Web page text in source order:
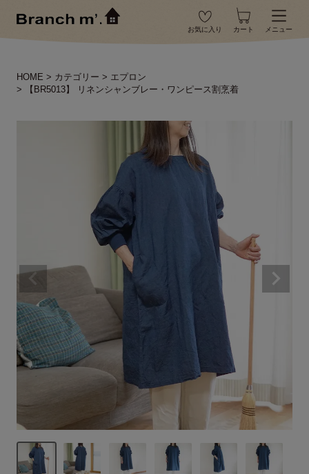
お気に入り カート メニュー
HOME カテゴリー
エプロン
【BR5013】 リネンシャンブレー・ワンピース割烹着